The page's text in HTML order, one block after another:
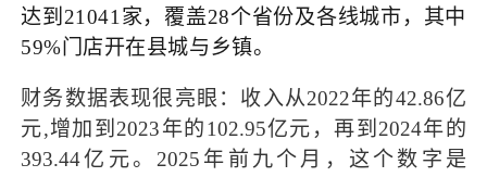
达到21041家，覆盖28个省份及各线城市，其中
59%门店开在县城与乡镇。
财务数据表现很亮眼：收入从2022年的42.86亿
元,增加到2023年的102.95亿元，再到2024年的
393.44亿元。2025年前九个月，这个数字是